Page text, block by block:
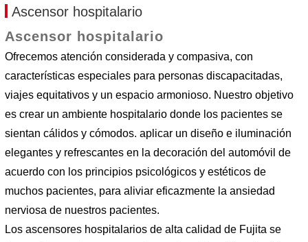
Ascensor hospitalario
Ascensor hospitalario
Ofrecemos atención considerada y compasiva, con
características especiales para personas discapacitadas,
viajes equitativos y un espacio armonioso. Nuestro objetivo
es crear un ambiente hospitalario donde los pacientes se
sientan cálidos y cómodos. aplicar un diseño e iluminación
elegantes y refrescantes en la decoración del automóvil de
acuerdo con los principios psicológicos y estéticos de
muchos pacientes, para aliviar eficazmente la ansiedad
nerviosa de nuestros pacientes.
Los ascensores hospitalarios de alta calidad de Fujita se